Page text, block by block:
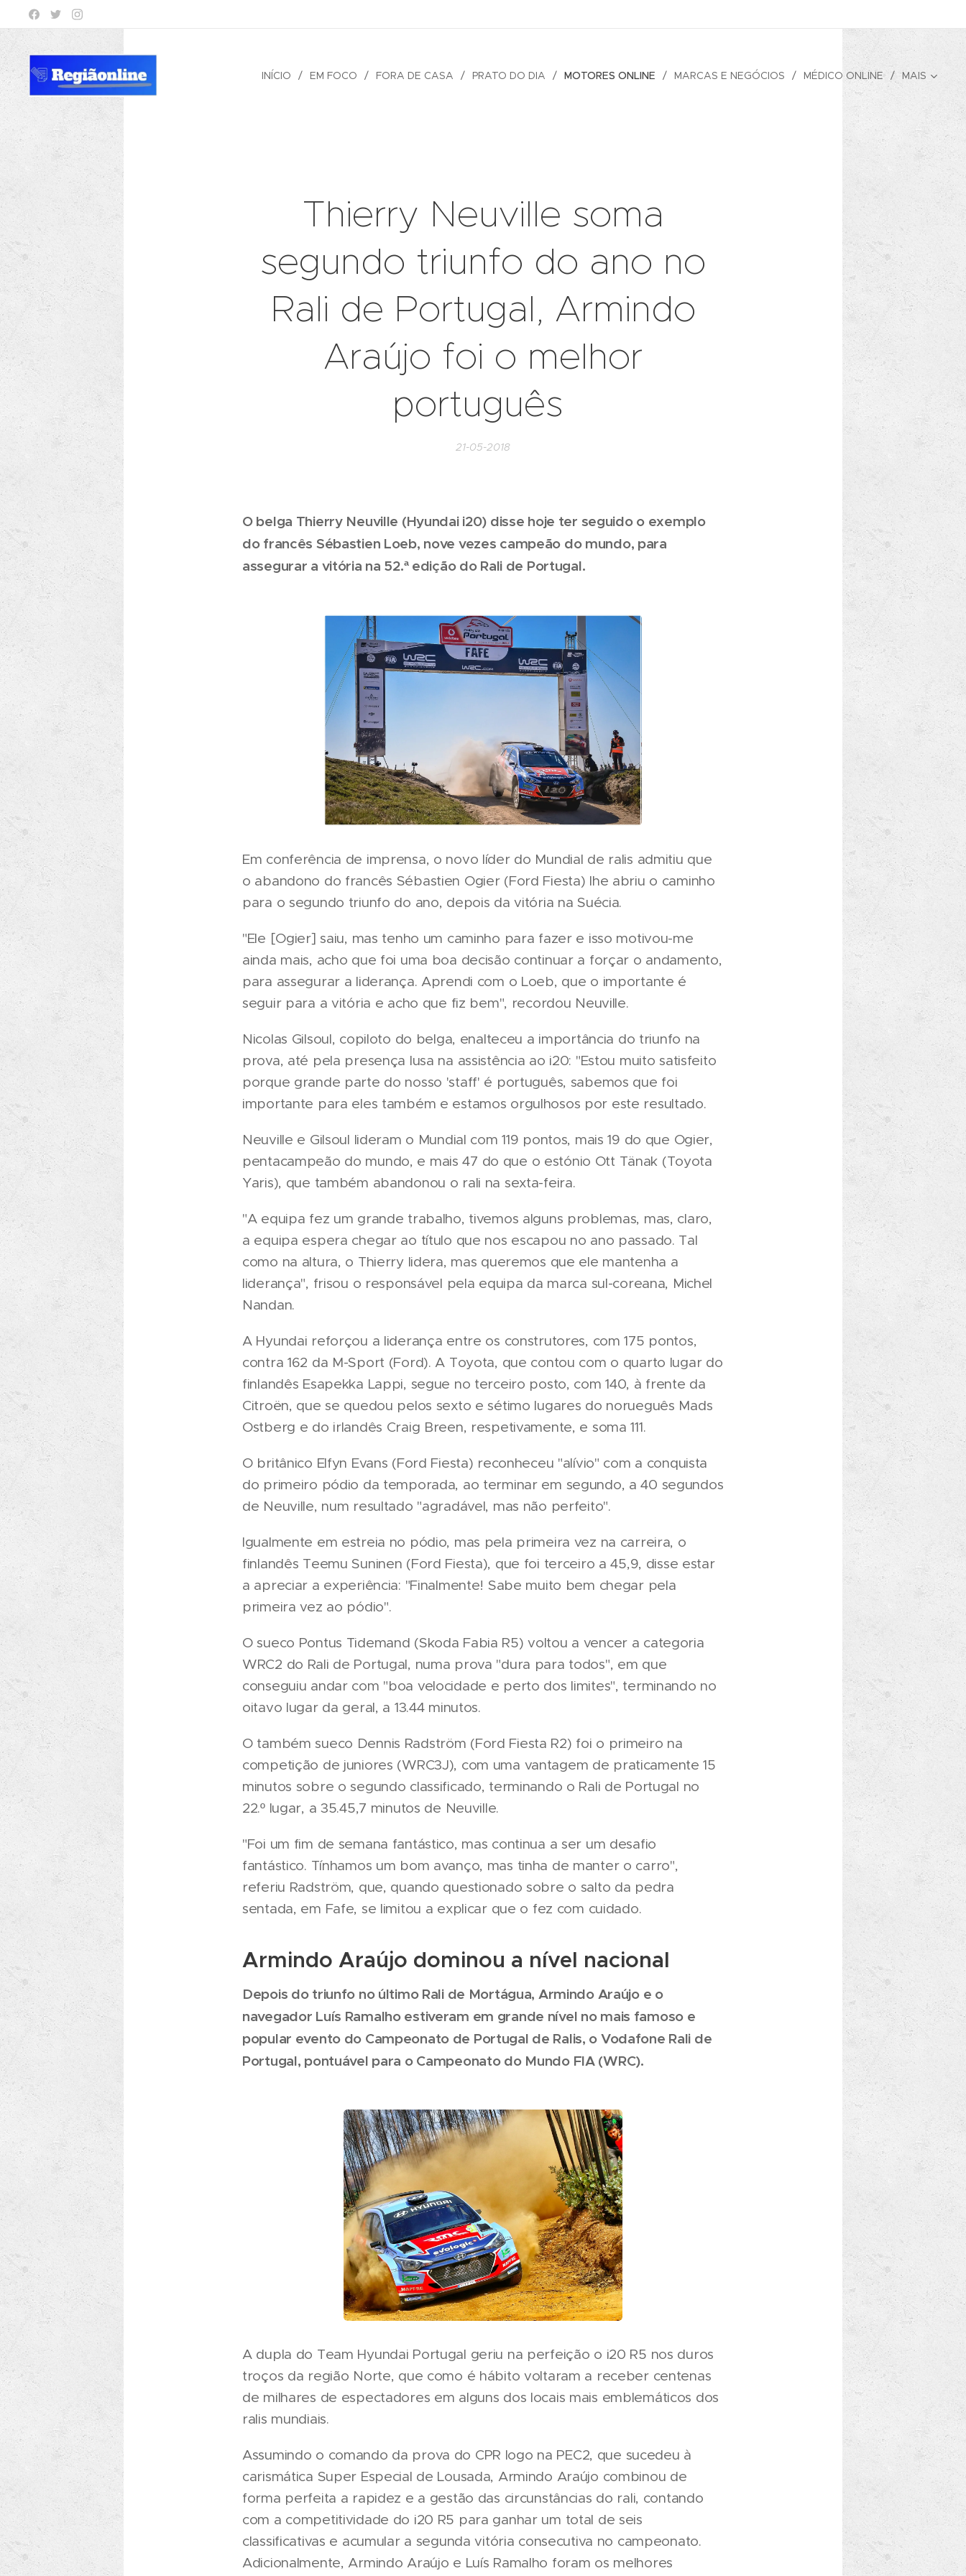
INÍCIO EM FOCO FORA DE CASA PRATO DO DIA MOTORES ONLINE MARCAS E NEGÓCIOS MÉDICO ONLINE MAIS
Thierry Neuville soma
segundo triunfo do ano no
Rali de Portugal, Armindo
Araújo foi o melhor
português
21-05-2018
O belga Thierry Neuville (Hyundai i20) disse hoje ter seguido o exemplo
do francês Sébastien Loeb, nove vezes campeão do mundo, para
assegurar a vitória na 52.ª edição do Rali de Portugal.
Em conferência de imprensa, o novo líder do Mundial de ralis admitiu que
o abandono do francês Sébastien Ogier (Ford Fiesta) lhe abriu o caminho
para o segundo triunfo do ano, depois da vitória na Suécia.
"Ele [Ogier] saiu, mas tenho um caminho para fazer e isso motivou-me
ainda mais, acho que foi uma boa decisão continuar a forçar o andamento,
para assegurar a liderança. Aprendi com o Loeb, que o importante é
seguir para a vitória e acho que fiz bem", recordou Neuville.
Nicolas Gilsoul, copiloto do belga, enalteceu a importância do triunfo na
prova, até pela presença lusa na assistência ao i20: "Estou muito satisfeito
porque grande parte do nosso 'staff' é português, sabemos que foi
importante para eles também e estamos orgulhosos por este resultado.
Neuville e Gilsoul lideram o Mundial com 119 pontos, mais 19 do que Ogier,
pentacampeão do mundo, e mais 47 do que o estónio Ott Tänak (Toyota
Yaris), que também abandonou o rali na sexta-feira.
"A equipa fez um grande trabalho, tivemos alguns problemas, mas, claro,
a equipa espera chegar ao título que nos escapou no ano passado. Tal
como na altura, o Thierry lidera, mas queremos que ele mantenha a
liderança", frisou o responsável pela equipa da marca sul-coreana, Michel
Nandan.
A Hyundai reforçou a liderança entre os construtores, com 175 pontos,
contra 162 da M-Sport (Ford). A Toyota, que contou com o quarto lugar do
finlandês Esapekka Lappi, segue no terceiro posto, com 140, à frente da
Citroën, que se quedou pelos sexto e sétimo lugares do norueguês Mads
Ostberg e do irlandês Craig Breen, respetivamente, e soma 111.
O britânico Elfyn Evans (Ford Fiesta) reconheceu "alívio" com a conquista
do primeiro pódio da temporada, ao terminar em segundo, a 40 segundos
de Neuville, num resultado "agradável, mas não perfeito".
Igualmente em estreia no pódio, mas pela primeira vez na carreira, o
finlandês Teemu Suninen (Ford Fiesta), que foi terceiro a 45,9, disse estar
a apreciar a experiência: "Finalmente! Sabe muito bem chegar pela
primeira vez ao pódio".
O sueco Pontus Tidemand (Skoda Fabia R5) voltou a vencer a categoria
WRC2 do Rali de Portugal, numa prova "dura para todos", em que
conseguiu andar com "boa velocidade e perto dos limites", terminando no
oitavo lugar da geral, a 13.44 minutos.
O também sueco Dennis Radström (Ford Fiesta R2) foi o primeiro na
competição de juniores (WRC3J), com uma vantagem de praticamente 15
minutos sobre o segundo classificado, terminando o Rali de Portugal no
22.º lugar, a 35.45,7 minutos de Neuville.
"Foi um fim de semana fantástico, mas continua a ser um desafio
fantástico. Tínhamos um bom avanço, mas tinha de manter o carro",
referiu Radström, que, quando questionado sobre o salto da pedra
sentada, em Fafe, se limitou a explicar que o fez com cuidado.
Armindo Araújo dominou a nível nacional
Depois do triunfo no último Rali de Mortágua, Armindo Araújo e o
navegador Luís Ramalho estiveram em grande nível no mais famoso e
popular evento do Campeonato de Portugal de Ralis, o Vodafone Rali de
Portugal, pontuável para o Campeonato do Mundo FIA (WRC).
A dupla do Team Hyundai Portugal geriu na perfeição o i20 R5 nos duros
troços da região Norte, que como é hábito voltaram a receber centenas
de milhares de espectadores em alguns dos locais mais emblemáticos dos
ralis mundiais.
Assumindo o comando da prova do CPR logo na PEC2, que sucedeu à
carismática Super Especial de Lousada, Armindo Araújo combinou de
forma perfeita a rapidez e a gestão das circunstâncias do rali, contando
com a competitividade do i20 R5 para ganhar um total de seis
classificativas e acumular a segunda vitória consecutiva no campeonato.
Adicionalmente, Armindo Araújo e Luís Ramalho foram os melhores